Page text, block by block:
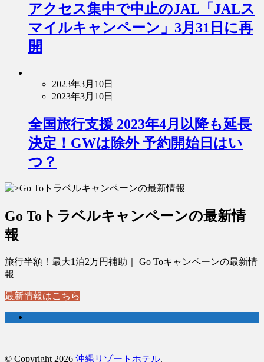
アクセス集中で中止のJAL「JALス
マイルキャンペーン」3月31日に再
開
2023年3月10日
2023年3月10日
全国旅行支援 2023年4月以降も延長
決定！GWは除外 予約開始日はい
つ？
Go Toトラベルキャンペーンの最新情
報
旅行半額！最大1泊2万円補助｜ Go Toキャンペーンの最新情
報
最新情報はこちら
© Copyright 2026 沖縄リゾートホテル.